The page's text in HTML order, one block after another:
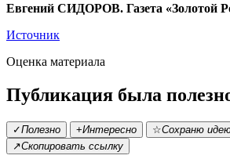
Евгений СИДОРОВ. Газета «Золотой
Источник
Оценка материала
Публикация была
✓Полезно +Интересно ☆Сохраню
↗Скопировать ссылку